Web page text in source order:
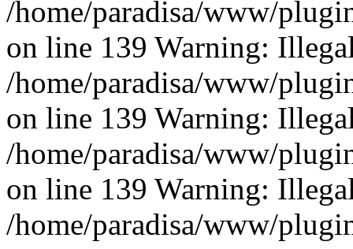
/home/paradisa/www/
on line 139 Warning:
/home/paradisa/www/
on line 139 Warning:
/home/paradisa/www/
on line 139 Warning:
/home/paradisa/www/